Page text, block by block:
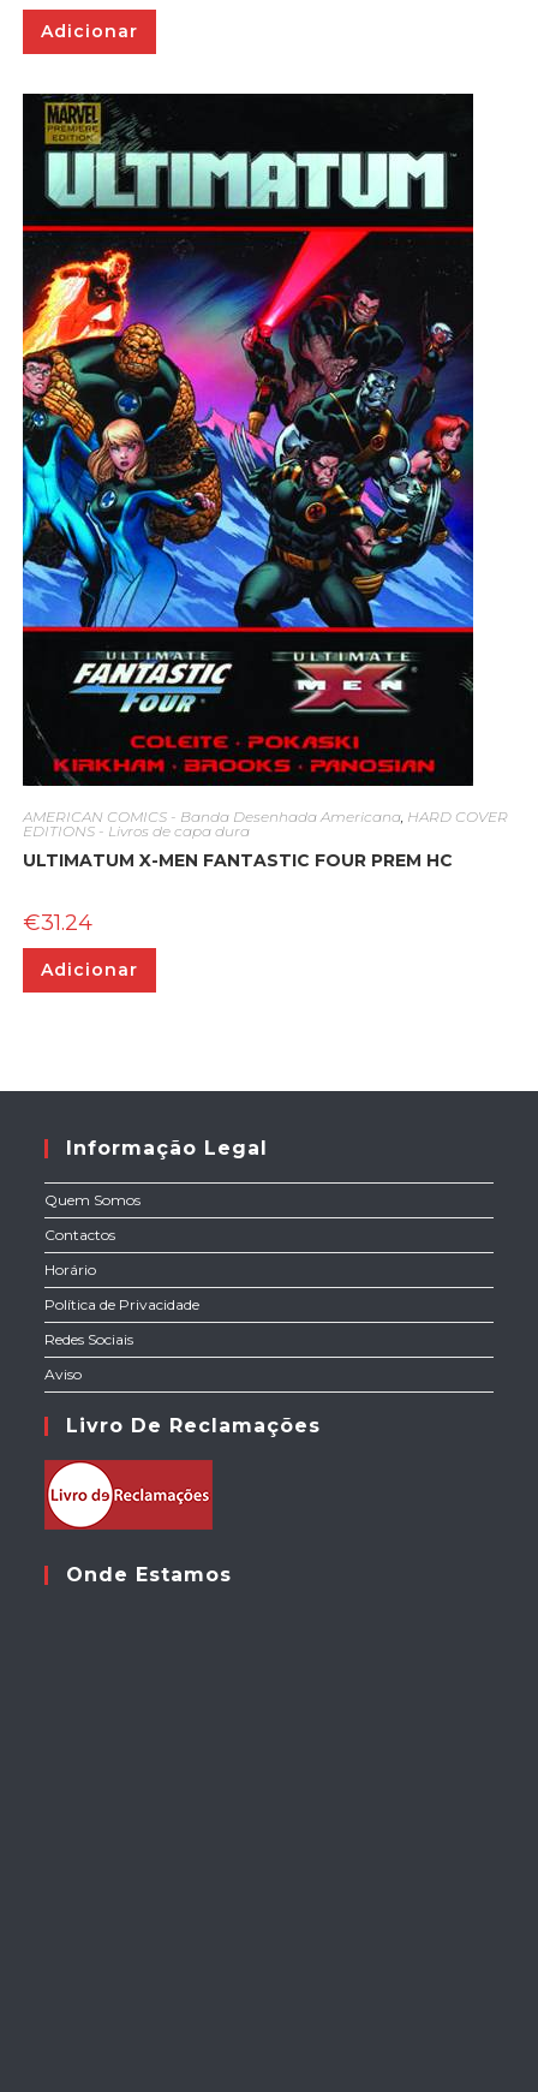
Adicionar
AMERICAN COMICS - Banda Desenhada Americana, HARD COVER
EDITIONS - Livros de capa dura
ULTIMATUM X-MEN FANTASTIC FOUR PREM HC
€31.24
Adicionar
Informação Legal
Quem Somos
Contactos
Horário
Política de Privacidade
Redes Sociais
Aviso
Livro De Reclamações
Onde Estamos